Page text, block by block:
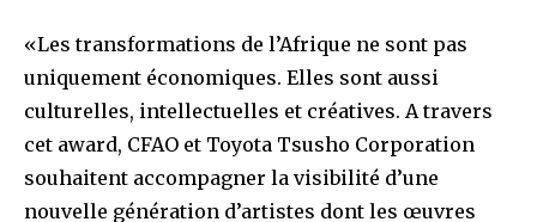
«Les transformations de l’Afrique ne sont pas
uniquement économiques. Elles sont aussi
culturelles, intellectuelles et créatives. A travers
cet award, CFAO et Toyota Tsusho Corporation
souhaitent accompagner la visibilité d’une
nouvelle génération d’artistes dont les œuvres